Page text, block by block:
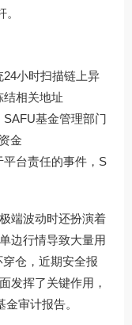
小时扫描链上异
相关地址
基金管理部门
金
台责任的事件，S
端波动时还扮演着
边行情导致大量用
仓，近期安全报
发挥了关键作用，
审计报告。